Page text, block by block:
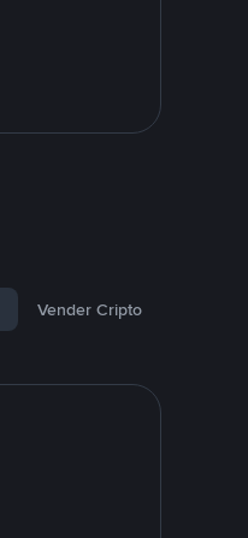
Vender Cripto